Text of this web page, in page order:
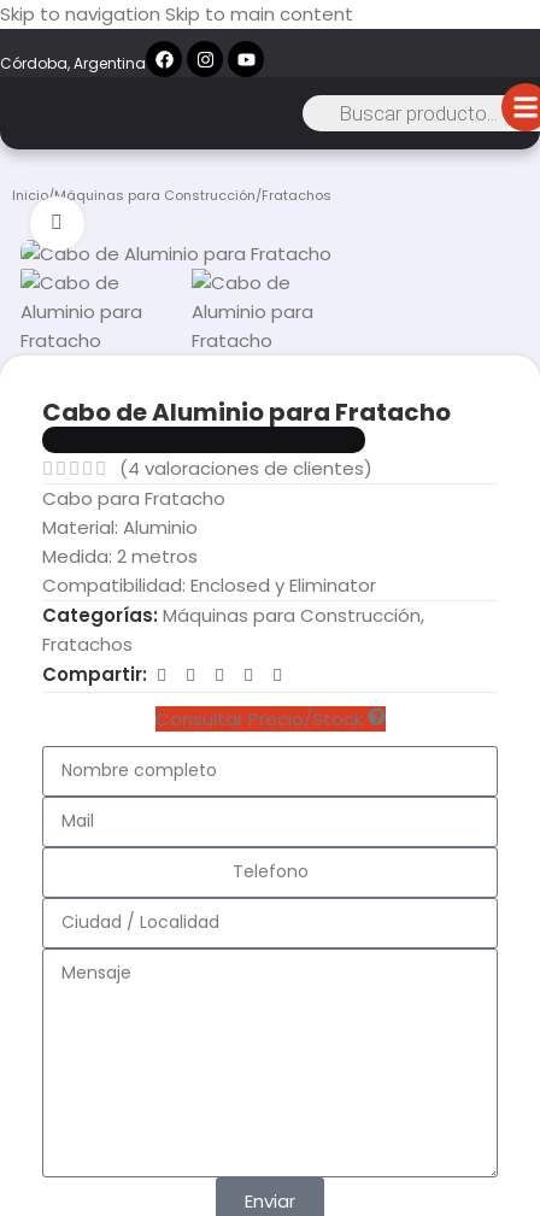
Skip to navigation Skip to main content
Córdoba, Argentina
Inicio/Máquinas para Construcción/Fratachos
Cabo de Aluminio para Fratacho
(4 valoraciones de clientes)
Cabo para Fratacho
Material: Aluminio
Medida: 2 metros
Compatibilidad: Enclosed y Eliminator
Categorías: Máquinas para Construcción,
Fratachos
Compartir:
Consultar Precio/Stock
Enviar